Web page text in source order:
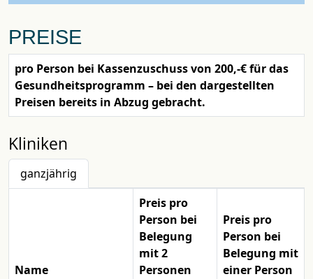
PREISE
pro Person bei Kassenzuschuss von 200,-€ für das
Gesundheitsprogramm – bei den dargestellten
Preisen bereits in Abzug gebracht.
Kliniken
ganzjährig
Name
Preis pro
Person bei
Belegung
mit 2
Personen
Preis pro
Person bei
Belegung mit
einer Person